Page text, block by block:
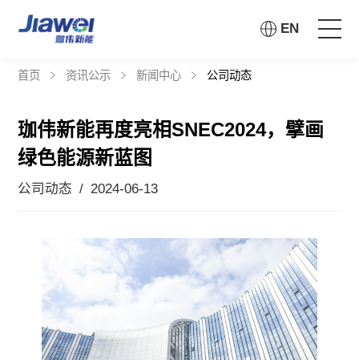
首页
走进珈伟
解决方案
社会责任
资讯公示
EN
首页 资讯公示 新闻中心 公司动态
珈伟新能再度亮相SNEC2024，擘画
绿色能源新蓝图
公司动态 / 2024-06-13